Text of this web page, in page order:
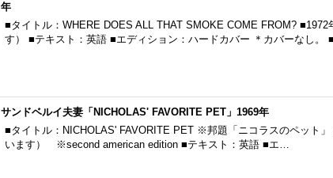
年
■タイトル：WHERE DOES ALL THAT SMOKE COME FROM? ■1972
す） ■テキスト：英語 ■エディション：ハードカバー ＊カバーなし。
サンドベルイ夫妻「NICHOLAS' FAVORITE PET」1969年
■タイトル：NICHOLAS' FAVORITE PET ※邦題「ニコラスのペット
います） ※second american edition ■テキスト：英語 ■エ…